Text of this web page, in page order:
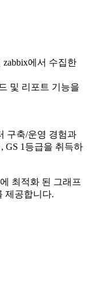
에서 수집한
및 리포트 기능을
구축/운영 경험과
GS 1등급을 취득하
최적화 된 그래프
제공합니다.